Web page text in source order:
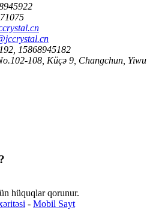
15868945182
108, Küçə 9, Changchun, Yiwu
hüquqlar qorunur.
- Mobil Sayt